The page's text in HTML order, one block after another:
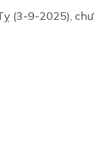
(3-9-2025), chư